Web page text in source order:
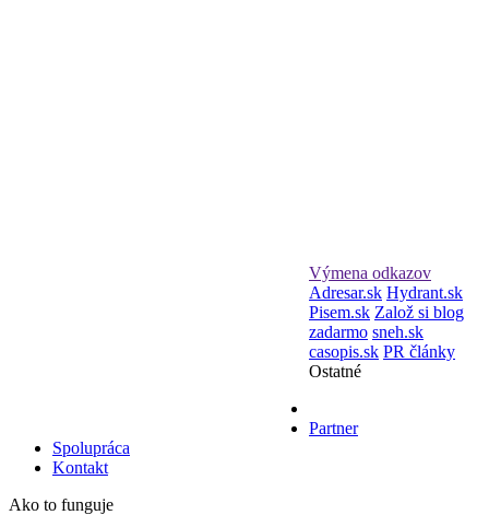
Výmena odkazov
Adresar.sk Hydrant.sk
Pisem.sk Založ si blog
zadarmo sneh.sk
casopis.sk PR články
Ostatné
Partner
Spolupráca
Kontakt
Ako to funguje